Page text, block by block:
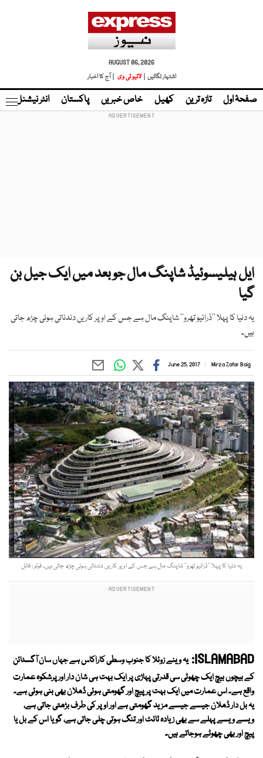
AUGUST 06, 2026
اشتہار لگائیں |
لائیو ٹی وی | آج کا اخبار
صفحۂ اول تازہ ترین کھیل خاص خبریں پاکستان انٹر نیشنل
ایل ہیلیسوئیڈ شاپنگ مال جو بعد میں ایک جیل بن
گیا
یہ دنیا کا پہلا ’’ڈرائیو تھرو‘‘ شاپنگ مال ہے جس کے اوپر کاریں دندناتی ہوئی چڑھ جاتی
ہیں۔
Mirza Zafar Baig
June 25, 2017
یہ دنیا کا پہلا ’’ڈرائیو تھرو‘‘ شاپنگ مال ہے جس کے اوپر کاریں دندناتی ہوئی چڑھ جاتی ہیں۔ فوٹو : فائل
ISLAMABAD: یہ وینے زوئلا کا جنوب وسطی کاراکاس ہے جہاں سان آگسٹائن
کے بیچوں بیچ ایک چھوٹی سی قدرتی پہاڑی پر ایک بہت ہی شان دار اور پرشکوہ عمارت
واقع ہے۔ اس عمارت میں ایک بہت پرپیچ اور گھومتی ہوئی ڈھلان بھی بنی ہوئی ہے۔
یہ بل دار ڈھلان جیسے جیسے مزید گھومتی ہے اور اوپر کی طرف بڑھتی جاتی ہے،
ویسے ویسے پہلے سے بھی زیادہ ٹائٹ اور تنگ ہوتی چلی جاتی ہے، گویا اس کے بل یا
پیچ اور بھی چھوٹے ہوجاتے ہیں۔